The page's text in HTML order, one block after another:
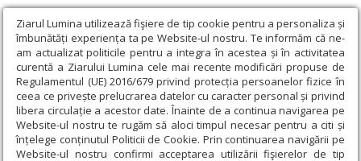
Ziarul Lumina utilizează fişiere de tip cookie pentru a personaliza și
îmbunătăți experiența ta pe Website-ul nostru. Te informăm că ne-
am actualizat politicile pentru a integra în acestea și în activitatea
curentă a Ziarului Lumina cele mai recente modificări propuse de
Regulamentul (UE) 2016/679 privind protecția persoanelor fizice în
ceea ce privește prelucrarea datelor cu caracter personal și privind
libera circulație a acestor date. Înainte de a continua navigarea pe
Website-ul nostru te rugăm să aloci timpul necesar pentru a citi și
înțelege conținutul Politicii de Cookie. Prin continuarea navigării pe
Website-ul nostru confirmi acceptarea utilizării fişierelor de tip
Ziarul Lumina › Actualitate religioasă › Știri › Liturghie și
Vecernia plecării genunchilor la Cluj-Napoca